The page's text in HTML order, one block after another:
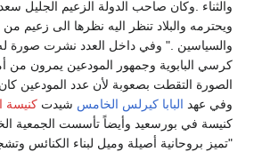
والثناء .وكان صاحب الدولة الزعيم الجليل سعد
ويحترمه والبلاد تنظر اليه نظرها الى زعيم من
والسياسين ." وفي داخل العدد نشرت صورة له
كرسي البابوية وجمهور المودعين يمرون من
الصورة التقطت بصعوبة لأن عدد المودعين
وفي عهدالبابا كيرلس الخامسشيدتكنيسة
كنيسة في بورسعيد وأيضاً تأسست الجمعية
"تميز بروحانية أصيلة وميل لبناء الكنائس